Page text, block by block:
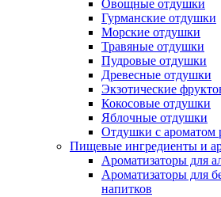
Овощные отдушки
Гурманские отдушки
Морские отдушки
Травяные отдушки
Пудровые отдушки
Древесные отдушки
Экзотические
Кокосовые отдушки
Яблочные отдушки
Отдушки с ароматом
Пищевые ингредиенты и
Ароматизаторы для
Ароматизаторы для
напитков